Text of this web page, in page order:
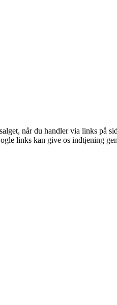
når du handler via links på
links kan give os indtjening